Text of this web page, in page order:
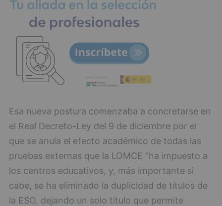
Esa nueva postura comenzaba a concretarse en
el Real Decreto-Ley del 9 de diciembre por el
que se anula el efecto académico de todas las
pruebas externas que la LOMCE "ha impuesto a
los centros educativos, y, más importante si
cabe, se ha eliminado la duplicidad de títulos de
la ESO, dejando un solo título que permite